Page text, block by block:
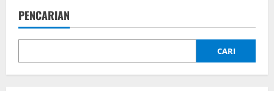
PENCARIAN
CARI